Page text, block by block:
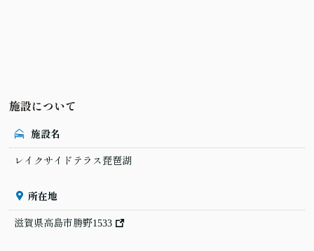
施設について
施設名
レイクサイドテラス琵琶湖
所在地
滋賀県高島市勝野1533